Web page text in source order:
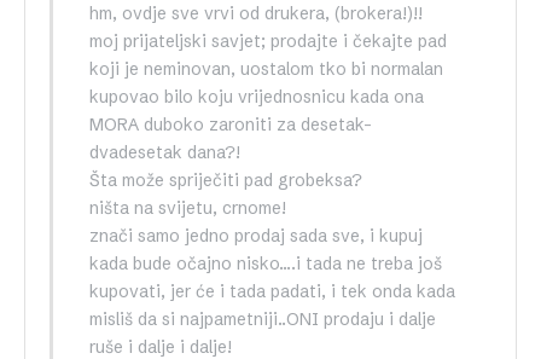
hm, ovdje sve vrvi od drukera, (brokera!)!!
moj prijateljski savjet; prodajte i čekajte pad
koji je neminovan, uostalom tko bi normalan
kupovao bilo koju vrijednosnicu kada ona
MORA duboko zaroniti za desetak-
dvadesetak dana?!
Šta može spriječiti pad grobeksa?
ništa na svijetu, crnome!
znači samo jedno prodaj sada sve, i kupuj
kada bude očajno nisko….i tada ne treba još
kupovati, jer će i tada padati, i tek onda kada
misliš da si najpametniji..ONI prodaju i dalje
ruše i dalje i dalje!